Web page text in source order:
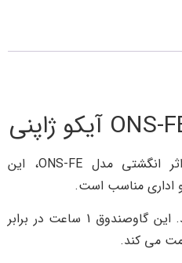
گاوصندوق نسوز دیجیتال و اثر انگشتی مدل ONS-FE، این
اداری مناسب است.
دارای قفل اثر انگشتی می باشد. این گاوصندوق 1 ساعت در برابر